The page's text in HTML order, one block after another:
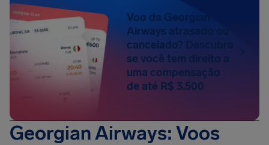
Voo da Georgian
Airways atrasado ou
cancelado? Descubra
se você tem direito a
uma compensação
de até R$ 3.500
Georgian Airways: Voos